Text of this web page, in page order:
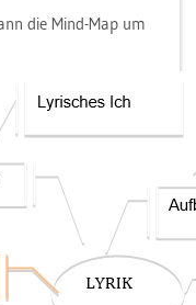
die Mind-Map um